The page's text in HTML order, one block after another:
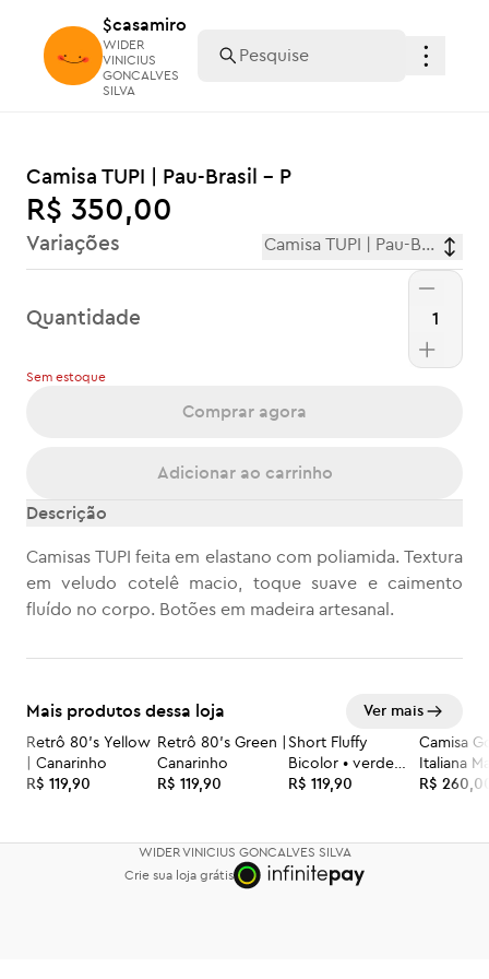
$casamiro
WIDER
VINICIUS
GONCALVES
SILVA
$casamiro
WIDER
VINICIUS
GONCALVES
SILVA
Camisa TUPI | Pau-Brasil - P
R$ 350,00
Variações Camisa TUPI | Pau-Brasil - P
Quantidade
Sem estoque
Comprar agora
Adicionar ao carrinho
Descrição
Camisas TUPI feita em elastano com poliamida. Textura
em veludo cotelê macio, toque suave e caimento
fluído no corpo. Botões em madeira artesanal.
Mais produtos dessa loja Ver mais
Retrô 80’s Yellow
| Canarinho
R$ 119,90
Retrô 80’s Green |
Canarinho
R$ 119,90
Short Fluffy
Bicolor • verde
azul marinho
R$ 119,90
Camisa
Italiana
R$
WIDER VINICIUS GONCALVES SILVA
Crie sua loja grátis